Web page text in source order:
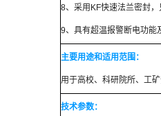
8、采用 KF快速法兰密封，
9、具有超温报警断电功能
主要用途和适用范围：
用于高校、科研院所、工
技术参数：